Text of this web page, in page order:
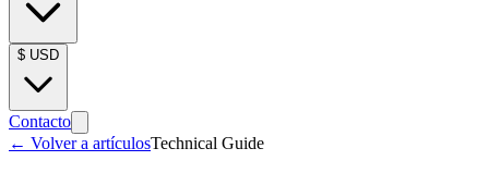
$ USD
Contacto
← Volver a artículosTechnical Guide